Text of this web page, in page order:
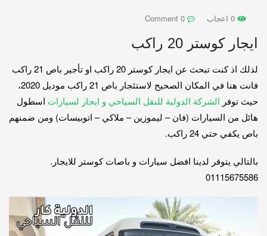
ايجار كوستر 20 راكب
لذلك اذ كنت تبحث عن ايجار كوستر 20 راكب او تأجير باص 21 راكب
فانت هنا في المكان الصحيح لاستئجار باص 21 راكب موديل 2020،
حيث توفر الشركة الدولية للنقل السياحي و ايجار لسيارات اسطول
هائل من السيارات (فان – ليموزين – ملاكي – اتوبيسات) ومن ضمنهم
باص يكفي حتي 24 راكب.
بالتالي يتوفر لدينا افضل سيارات و باصات كوستر للايجار.
01115675586